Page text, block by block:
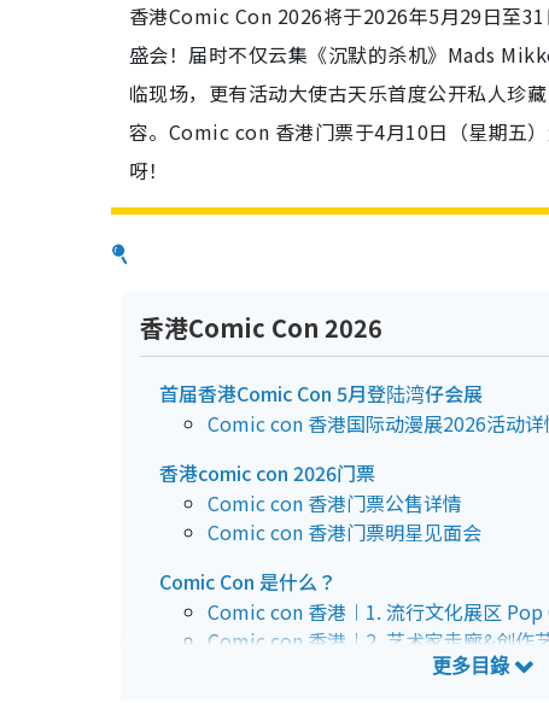
香港Comic Con 2026将于2026年5月29日至
盛会！届时不仅云集《沉默的杀机》Mads
临现场，更有活动大使古天乐首度公开私人珍
容。Comic con 香港门票于4月10日（星期五
呀！
香港Comic Con 2026
首届香港Comic Con 5月登陆湾仔会展
Comic con 香港国际动漫展2026活动详
香港comic con 2026门票
Comic con 香港门票公售详情
Comic con 香港门票明星见面会
Comic Con 是什么？
Comic con 香港︱1. 流行文化展区
Comic con 香港︱2. 艺术家走廊&创作
Comic con 香港︱3. 角色扮演区